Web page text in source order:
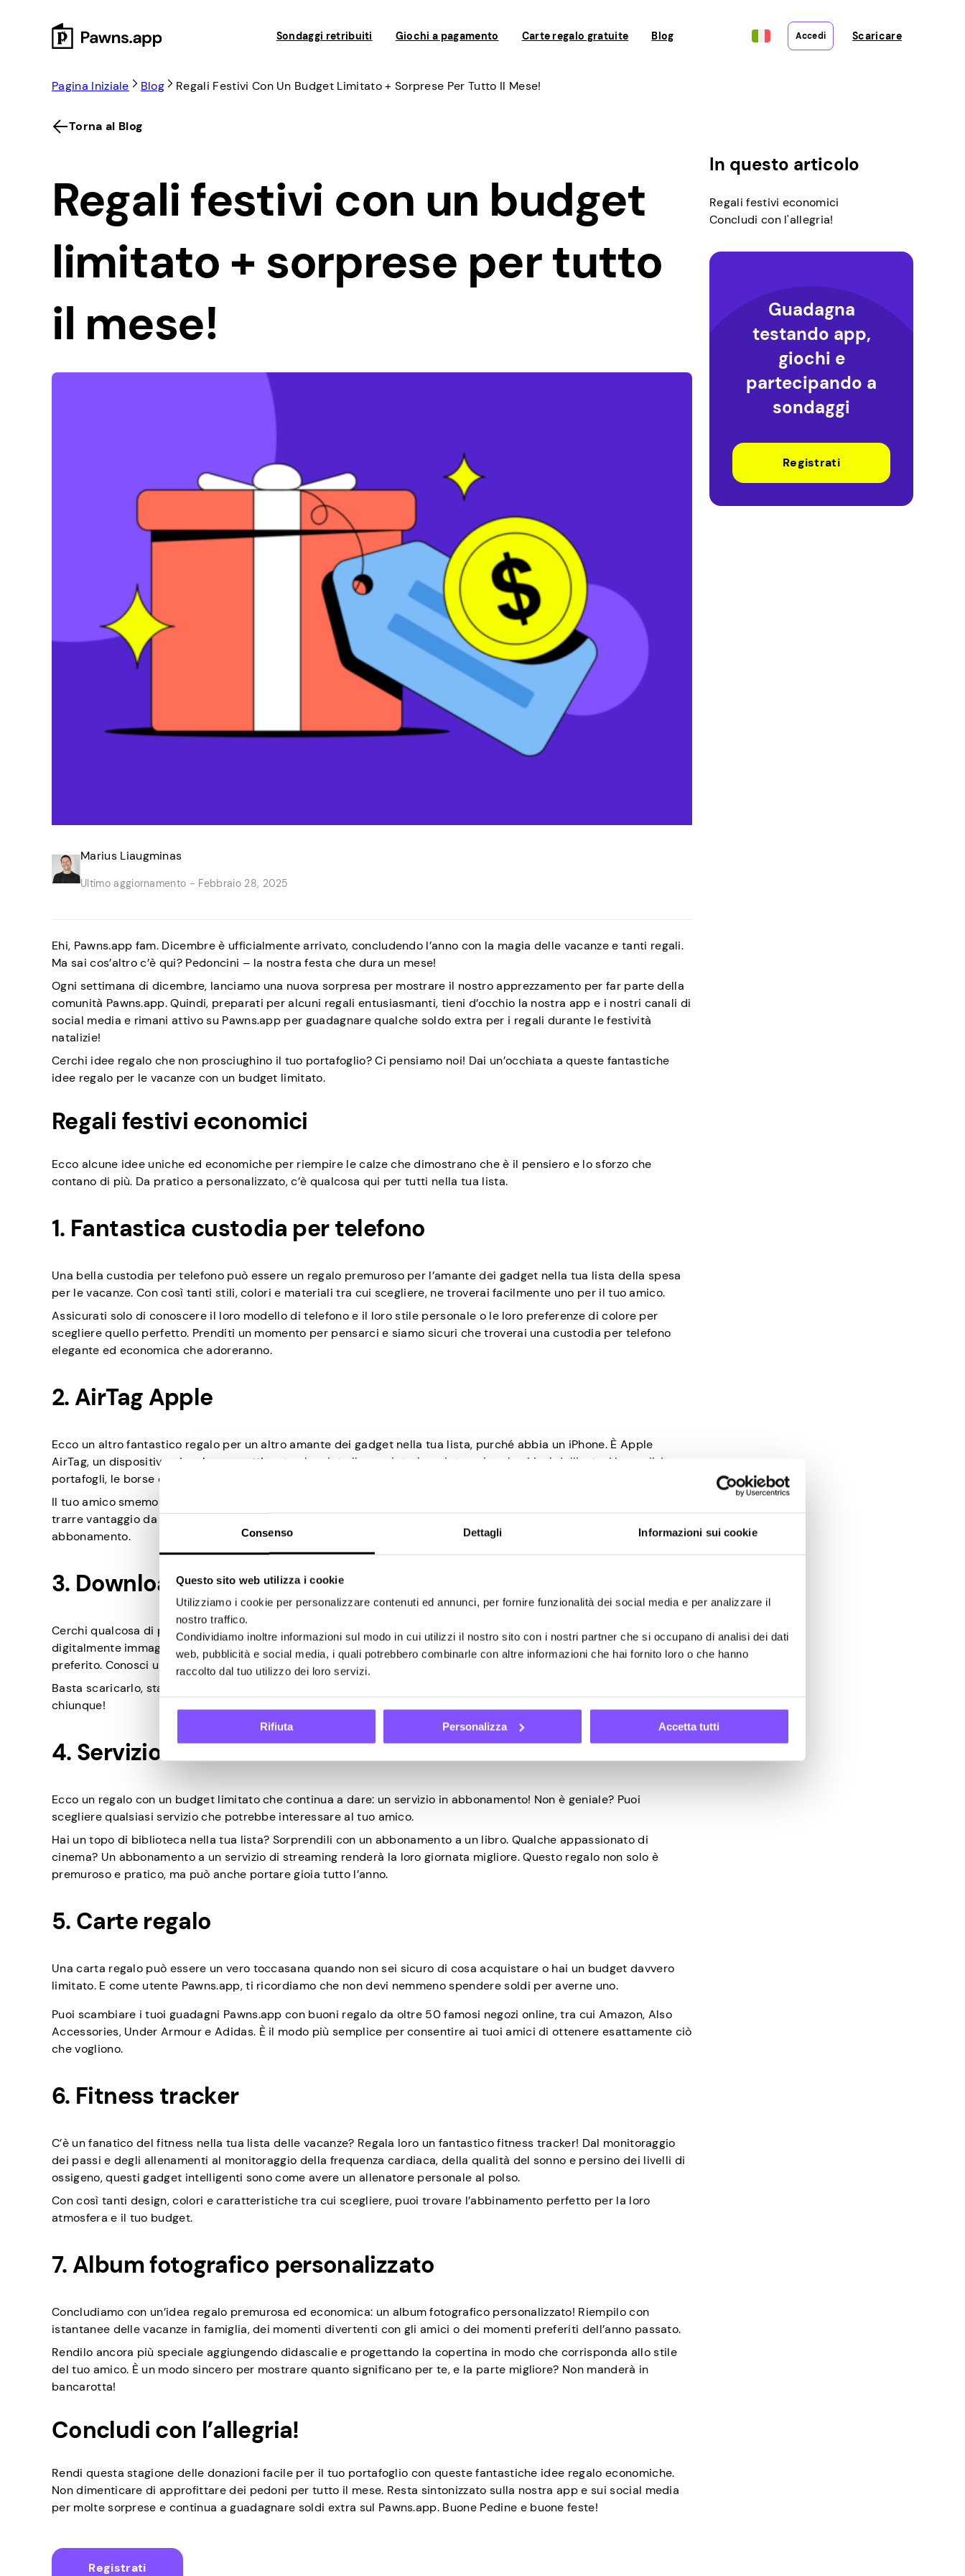
Consenso Dettagli Informazioni sui cookie
Questo sito web utilizza i cookie
Utilizziamo i cookie per personalizzare contenuti ed annunci, per fornire funzionalità dei social media e per analizzare il
nostro traffico.
Condividiamo inoltre informazioni sul modo in cui utilizzi il nostro sito con i nostri partner che si occupano di analisi dei dati
web, pubblicità e social media, i quali potrebbero combinarle con altre informazioni che hai fornito loro o che hanno
raccolto dal tuo utilizzo dei loro servizi.
Rifiuta Personalizza Accetta tutti
Sondaggi retribuiti Giochi a pagamento Carte regalo gratuite Blog Accedi Scaricare
Pagina Iniziale Blog Regali Festivi Con Un Budget Limitato + Sorprese Per Tutto Il Mese!
Torna al Blog
Regali festivi con un budget
limitato + sorprese per tutto
il mese!
Marius Liaugminas
Ultimo aggiornamento - Febbraio 28, 2025
Ehi, Pawns.app fam. Dicembre è ufficialmente arrivato, concludendo l’anno con la magia delle vacanze e tanti regali.
Ma sai cos’altro c’è qui? Pedoncini – la nostra festa che dura un mese!
Ogni settimana di dicembre, lanciamo una nuova sorpresa per mostrare il nostro apprezzamento per far parte della
comunità Pawns.app. Quindi, preparati per alcuni regali entusiasmanti, tieni d’occhio la nostra app e i nostri canali di
social media e rimani attivo su Pawns.app per guadagnare qualche soldo extra per i regali durante le festività
natalizie!
Cerchi idee regalo che non prosciughino il tuo portafoglio? Ci pensiamo noi! Dai un’occhiata a queste fantastiche
idee regalo per le vacanze con un budget limitato.
Regali festivi economici
Ecco alcune idee uniche ed economiche per riempire le calze che dimostrano che è il pensiero e lo sforzo che
contano di più. Da pratico a personalizzato, c’è qualcosa qui per tutti nella tua lista.
1. Fantastica custodia per telefono
Una bella custodia per telefono può essere un regalo premuroso per l’amante dei gadget nella tua lista della spesa
per le vacanze. Con così tanti stili, colori e materiali tra cui scegliere, ne troverai facilmente uno per il tuo amico.
Assicurati solo di conoscere il loro modello di telefono e il loro stile personale o le loro preferenze di colore per
scegliere quello perfetto. Prenditi un momento per pensarci e siamo sicuri che troverai una custodia per telefono
elegante ed economica che adoreranno.
2. AirTag Apple
Ecco un altro fantastico regalo per un altro amante dei gadget nella tua lista, purché abbia un iPhone. È Apple
AirTag, un dispositivo piccolo e accattivante che aiuta il proprietario a rintracciare le chiavi dell’auto, i bagagli, i
portafogli, le borse o qualsiasi cosa ti venga in mente mancante.
Il tuo amico smemorato può portarlo in tasca e installarlo in pochissimo tempo. Hai in mente qualcuno che può
trarre vantaggio da una tecnologia così intelligente? Diciamo di provarci! È economico e non prevede alcun costo di
abbonamento.
3. Download digitale stampato
Cerchi qualcosa di premuroso ed economico all’ultimo minuto? Dai un’occhiata a Etsy o siti simili per scaricare
digitalmente immagini che piaceranno ai tuoi amici. Hai un fan di Star Wars? Prendi una stampa del loro personaggio
preferito. Conosci un appassionato di calcio? Trova qualcosa che mostri la sua squadra o il suo giocatore preferito.
Basta scaricarlo, stamparlo e inserirlo in una bella cornice. È creativo, conveniente e funziona praticamente per
chiunque!
4. Servizio in abbonamento
Ecco un regalo con un budget limitato che continua a dare: un servizio in abbonamento! Non è geniale? Puoi
scegliere qualsiasi servizio che potrebbe interessare al tuo amico.
Hai un topo di biblioteca nella tua lista? Sorprendili con un abbonamento a un libro. Qualche appassionato di
cinema? Un abbonamento a un servizio di streaming renderà la loro giornata migliore. Questo regalo non solo è
premuroso e pratico, ma può anche portare gioia tutto l’anno.
5. Carte regalo
Una carta regalo può essere un vero toccasana quando non sei sicuro di cosa acquistare o hai un budget davvero
limitato. E come utente Pawns.app, ti ricordiamo che non devi nemmeno spendere soldi per averne uno.
Puoi scambiare i tuoi guadagni Pawns.app con buoni regalo da oltre 50 famosi negozi online, tra cui Amazon, Also
Accessories, Under Armour e Adidas. È il modo più semplice per consentire ai tuoi amici di ottenere esattamente ciò
che vogliono.
6. Fitness tracker
C’è un fanatico del fitness nella tua lista delle vacanze? Regala loro un fantastico fitness tracker! Dal monitoraggio
dei passi e degli allenamenti al monitoraggio della frequenza cardiaca, della qualità del sonno e persino dei livelli di
ossigeno, questi gadget intelligenti sono come avere un allenatore personale al polso.
Con così tanti design, colori e caratteristiche tra cui scegliere, puoi trovare l’abbinamento perfetto per la loro
atmosfera e il tuo budget.
7. Album fotografico personalizzato
Concludiamo con un’idea regalo premurosa ed economica: un album fotografico personalizzato! Riempilo con
istantanee delle vacanze in famiglia, dei momenti divertenti con gli amici o dei momenti preferiti dell’anno passato.
Rendilo ancora più speciale aggiungendo didascalie e progettando la copertina in modo che corrisponda allo stile
del tuo amico. È un modo sincero per mostrare quanto significano per te, e la parte migliore? Non manderà in
bancarotta!
Concludi con l’allegria!
Rendi questa stagione delle donazioni facile per il tuo portafoglio con queste fantastiche idee regalo economiche.
Non dimenticare di approfittare dei pedoni per tutto il mese. Resta sintonizzato sulla nostra app e sui social media
per molte sorprese e continua a guadagnare soldi extra sul Pawns.app. Buone Pedine e buone feste!
Registrati
In questo articolo
Regali festivi economici
Concludi con l'allegria!
Guadagna
testando app,
giochi e
partecipando a
sondaggi
Registrati